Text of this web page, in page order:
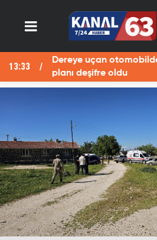
13:29
Fotoğraf çekerken
öldü